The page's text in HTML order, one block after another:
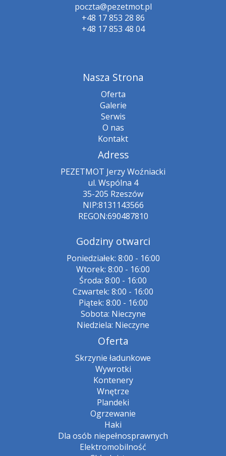
poczta@pezetmot.pl
+48 17 853 28 86
+48 17 853 48 04
Nasza Strona
Oferta
Galerie
Serwis
O nas
Kontakt
Adress
PEZETMOT Jerzy Woźniacki
ul. Wspólna 4
35-205 Rzeszów
NIP:8131143566
REGON:690487810
Godziny otwarci
Poniedziałek: 8:00 - 16:00
Wtorek: 8:00 - 16:00
Środa: 8:00 - 16:00
Czwartek: 8:00 - 16:00
Piątek: 8:00 - 16:00
Sobota: Nieczyne
Niedziela: Nieczyne
Oferta
Skrzynie ładunkowe
Wywrotki
Kontenery
Wnętrze
Plandeki
Ogrzewanie
Haki
Dla osób niepełnosprawnych
Elektromobilność